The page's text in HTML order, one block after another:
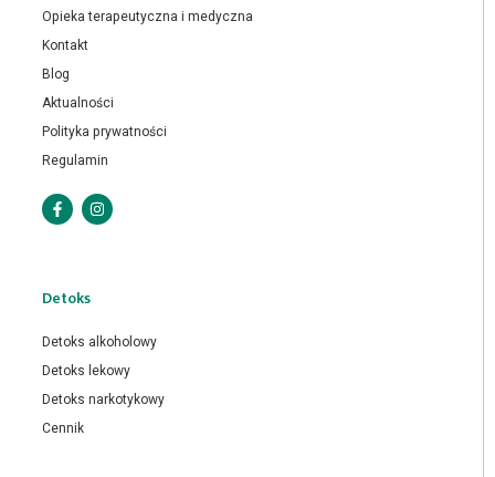
Opieka terapeutyczna i medyczna
Kontakt
Blog
Aktualności
Polityka prywatności
Regulamin
Detoks
Detoks alkoholowy
Detoks lekowy
Detoks narkotykowy
Cennik